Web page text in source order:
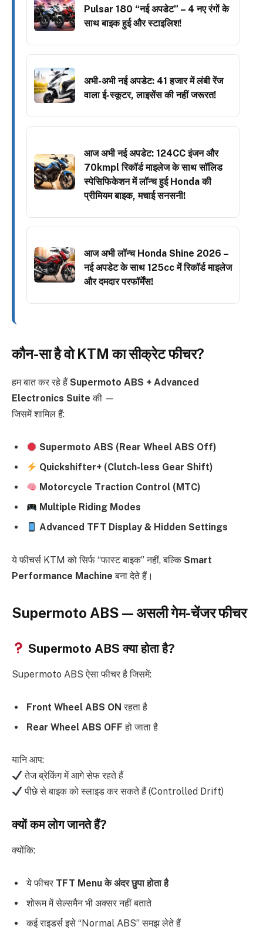
Pulsar 180 “नई अपडेट” – 4 नए रंगों के
साथ बाइक हुई और स्टाइलिश!
अभी-अभी नई अपडेट: 41 हजार में लंबी रेंज
वाला ई-स्कूटर, लाइसेंस की नहीं जरूरत!
आज अभी नई अपडेट: 124CC इंजन और
70kmpl रिकॉर्ड माइलेज के साथ सॉलिड
स्पेसिफिकेशन में लॉन्च हुई Honda की
प्रीमियम बाइक, मचाई सनसनी!
आज अभी लॉन्च Honda Shine 2026 –
नई अपडेट के साथ 125cc में रिकॉर्ड माइलेज
और दमदार परफॉर्मेंस!
कौन-सा है वो KTM का सीक्रेट फीचर?
हम बात कर रहे हैं Supermoto ABS + Advanced
Electronics Suite की —
जिसमें शामिल हैं:
Supermoto ABS (Rear Wheel ABS Off)
Quickshifter+ (Clutch-less Gear Shift)
Motorcycle Traction Control (MTC)
Multiple Riding Modes
Advanced TFT Display & Hidden Settings
ये फीचर्स KTM को सिर्फ “फास्ट बाइक” नहीं, बल्किSmart
Performance Machine बना देते हैं।
Supermoto ABS — असली गेम-चेंजर फीचर
Supermoto ABS क्या होता है?
Supermoto ABS ऐसा फीचर है जिसमें:
Front Wheel ABS ON रहता है
Rear Wheel ABS OFF हो जाता है
यानि आप:
तेज ब्रेकिंग में आगे सेफ रहते हैं
पीछे से बाइक को स्लाइड कर सकते हैं (Controlled Drift)
क्यों कम लोग जानते हैं?
क्योंकि:
ये फीचर TFT Menu के अंदर छुपा होता है
शोरूम में सेल्समैन भी अक्सर नहीं बताते
कई राइडर्स इसे “Normal ABS” समझ लेते हैं